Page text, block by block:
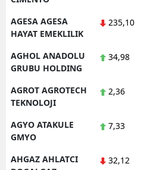
AGESA AGESA
HAYAT EMEKLILIK
235,10
AGHOL ANADOLU
GRUBU HOLDING
34,98
AGROT AGROTECH
TEKNOLOJI
2,36
AGYO ATAKULE
GMYO
7,33
AHGAZ AHLATCI
32,12